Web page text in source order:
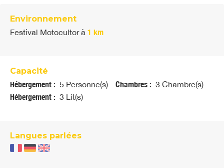
Environnement
Festival Motocultorà 1 km
Capacité
Hébergement : 5 Personne(s) Chambres : 3 Chambre(s)
Hébergement : 3 Lit(s)
Langues parlées